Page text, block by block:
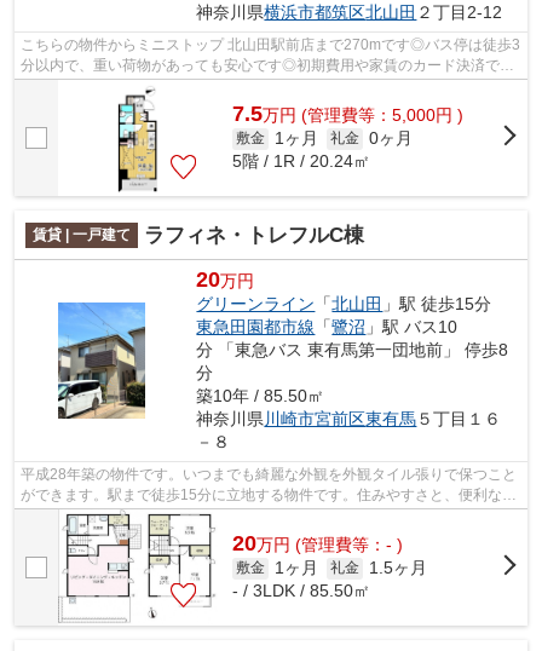
神奈川県横浜市都筑区北山田 ２丁目2-12
こちらの物件からミニストップ 北山田駅前店まで270mです◎バス停は徒歩3
分以内で、重い荷物があっても安心です◎初期費用や家賃のカード決済で、
月々の支払の手間を省けます◎共用部には...
7.5万円 (管理費等：5,000円 )
敷金 1ヶ月 礼金 0ヶ月
5階 / 1R / 20.24㎡
賃貸 | 一戸建て ラフィネ・トレフルC棟
20万円
グリーンライン 「北山田 」駅 徒歩15分
東急田園都市線 「鷺沼 」駅 バス10
分 「東急バス 東有馬第一団地前」 停歩8
分
築10年 / 85.50㎡
神奈川県 川崎市宮前区東有馬５丁目１６
－８
平成28年築の物件です。いつまでも綺麗な外観を外観タイル張りで保つこと
ができます。駅まで徒歩15分に立地する物件です。住みやすさと、便利な設
備が整った一戸建て物件です。川崎市...
20万円 (管理費等：- )
敷金 1ヶ月 礼金
1.5ヶ月
- / 3LDK / 85.50㎡